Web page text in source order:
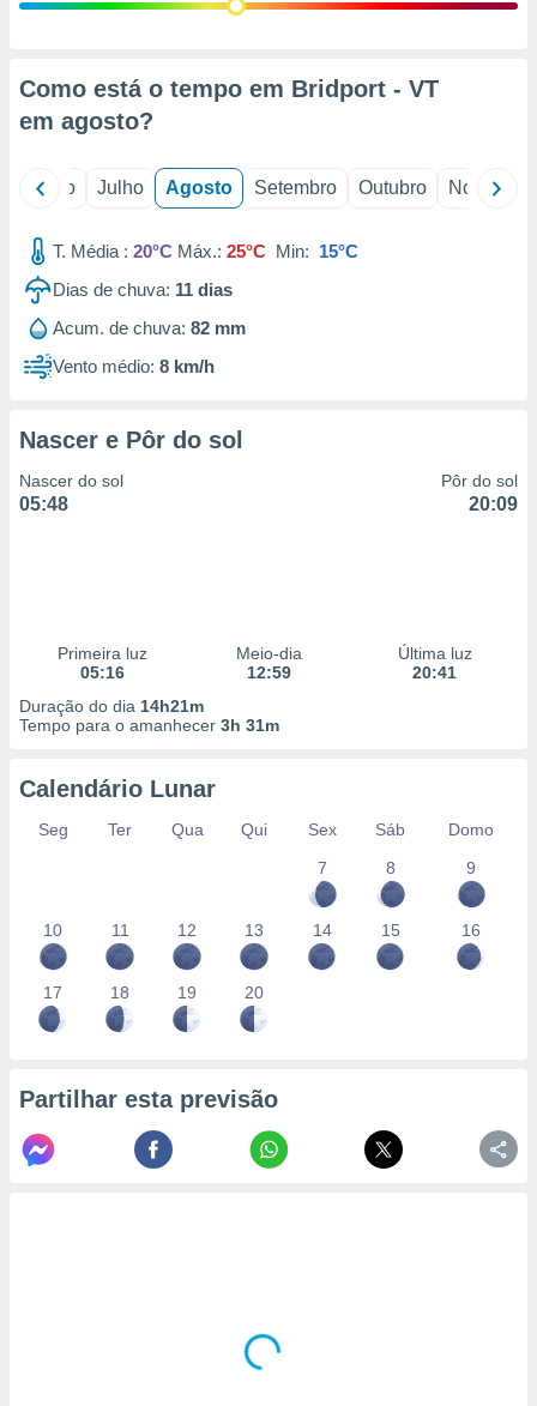
estudos
1199
Como está o tempo em Bridport - VT
em agosto?
Junho Julho Agosto Setembro Outubro Novembro
T. Média : 20°C Máx.: 25°C Min: 15°C
Dias de chuva: 11 dias
Acum. de chuva: 82 mm
Vento médio: 8 km/h
Nascer e Pôr do sol
Nascer do sol
05:48
Pôr do sol
20:09
Primeira luz
05:16
Meio-dia
12:59
Última luz
20:41
Duração do dia 14h21m
Tempo para o amanhecer 3h 31m
Calendário Lunar
Seg Ter Qua Qui Sex Sáb
Domo
7
8 9
10 11 12 13 14 15 16
17 18 19 20
Partilhar esta previsão